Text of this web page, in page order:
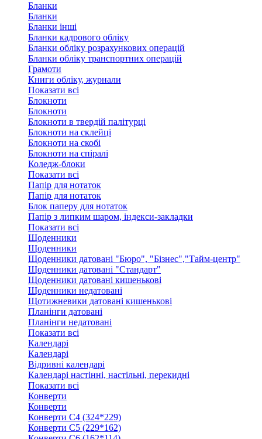
Бланки
Бланки
Бланки інші
Бланки кадрового обліку
Бланки обліку розрахункових операцій
Бланки обліку транспортних операцій
Грамоти
Книги обліку, журнали
Показати всі
Блокноти
Блокноти
Блокноти в твердій палітурці
Блокноти на склейці
Блокноти на скобі
Блокноти на спіралі
Коледж-блоки
Показати всі
Папір для нотаток
Папір для нотаток
Блок паперу для нотаток
Папір з липким шаром, індекси-закладки
Показати всі
Щоденники
Щоденники
Щоденники датовані "Бюро", "Бізнес","Тайм-центр"
Щоденники датовані "Стандарт"
Щоденники датовані кишенькові
Щоденники недатовані
Щотижневики датовані кишенькові
Планінги датовані
Планінги недатовані
Показати всі
Календарі
Календарі
Відривні календарі
Календарі настінні, настільні, перекидні
Показати всі
Конверти
Конверти
Конверти C4 (324*229)
Конверти C5 (229*162)